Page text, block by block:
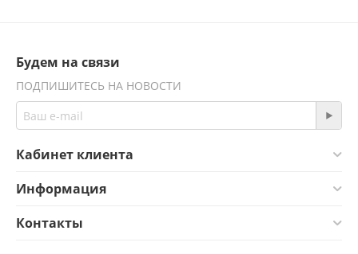
Будем на связи
ПОДПИШИТЕСЬ НА НОВОСТИ
Кабинет клиента
Информация
Контакты